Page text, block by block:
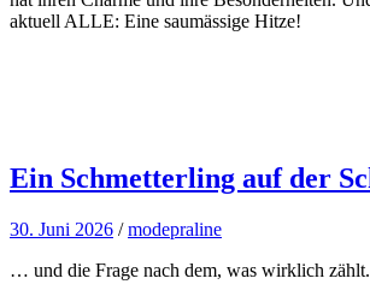
aktuell ALLE: Eine saumässige Hitze!
Ein Schmetterling auf der
30. Juni 2026 /modepraline
… und die Frage nach dem, was wirklich zählt.